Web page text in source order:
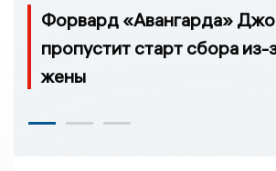
Форвард «Авангарда»
пропустит старт сбора из-
жены